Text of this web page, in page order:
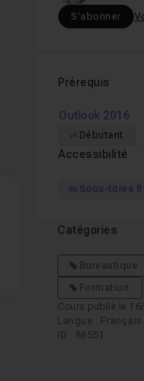
S'abonner
Prérequis
Outlook 2016
Débutant
Accessibilité
Sous-titres
Catégories
Bureautique
Formation
Cours publié le
Langue : Français
ID : 86551